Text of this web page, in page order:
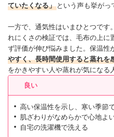
ていたくなる」 という声も挙がっ
一方で、通気性はいまひとつです
れにくさの検証では、毛布の上に
ず評価が伸び悩みました。保温性
やすく、長時間使用すると蒸れを
をかきやすい人や蒸れが気になる
良い
高い保温性を示し、寒い季節
肌ざわりがなめらかで心地よ
自宅の洗濯機で洗える